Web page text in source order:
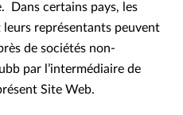
Dans certains pays, les
représentants peuvent
de sociétés non-
par l’intermédiaire de
Site Web.